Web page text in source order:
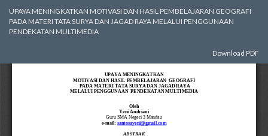
Article
Details
UPAYA MENINGKATKAN MOTIVASI DAN HASIL PEMBELAJARAN GEOGRAFI
PADA MATERI TATA SURYA DAN JAGAD RAYA MELALUI PENGGUNAAN
PENDEKATAN MULTIMEDIA
Download
Download PDF